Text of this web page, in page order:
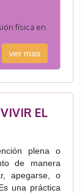
física en
ver mas
EL
plena o
de manera
apegarse, o
una práctica